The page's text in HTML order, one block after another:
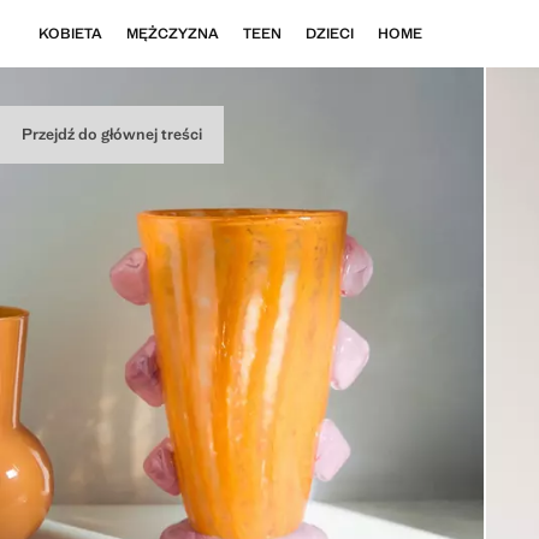
Przejdź do głównej treści
KOBIETA MĘŻCZYZNA TEEN DZIECI HOME